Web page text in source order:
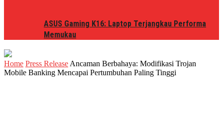
ASUS Gaming K16: Laptop Terjangkau Performa
Memukau
Home Press Release Ancaman Berbahaya: Modifikasi Trojan
Mobile Banking Mencapai Pertumbuhan Paling Tinggi